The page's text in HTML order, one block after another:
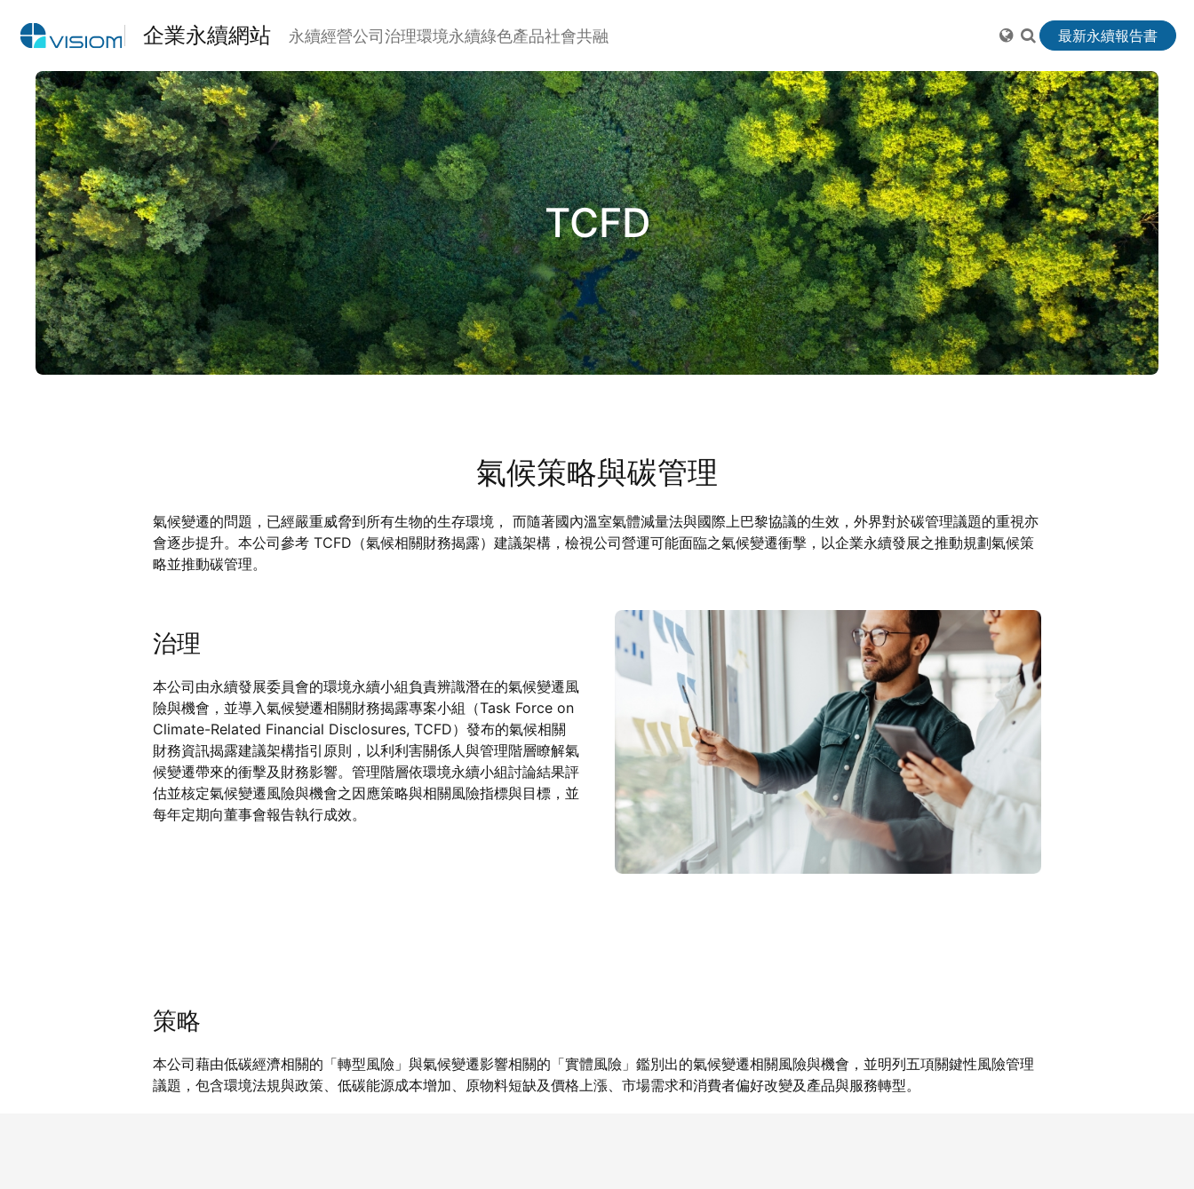
企業永續網站 永續經營公司治理環境永續綠色產品社會共融 最新永續報告書
TCFD
氣候策略與碳管理
氣候變遷的問題，已經嚴重威脅到所有生物的生存環境， 而隨著國內溫室氣體減量法與國際上巴黎協議的生效，外界對於碳管理議題的重視亦
會逐步提升。本公司參考 TCFD（氣候相關財務揭露）建議架構，檢視公司營運可能面臨之氣候變遷衝擊，以企業永續發展之推動規劃氣候策
略並推動碳管理。
治理
本公司由永續發展委員會的環境永續小組負責辨識潛在的氣候變遷風
險與機會，並導入氣候變遷相關財務揭露專案小組（Task Force on
Climate-Related Financial Disclosures, TCFD）發布的氣候相關
財務資訊揭露建議架構指引原則，以利利害關係人與管理階層瞭解氣
候變遷帶來的衝擊及財務影響。管理階層依環境永續小組討論結果評
估並核定氣候變遷風險與機會之因應策略與相關風險指標與目標，並
每年定期向董事會報告執行成效。
策略
本公司藉由低碳經濟相關的「轉型風險」與氣候變遷影響相關的「實體風險」鑑別出的氣候變遷相關風險與機會，並明列五項關鍵性風險管理
議題，包含環境法規與政策、低碳能源成本增加、原物料短缺及價格上漲、市場需求和消費者偏好改變及產品與服務轉型。